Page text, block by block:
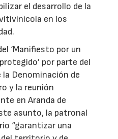
el desarrollo de la
en los
‘Manifiesto por un
por parte del
la Denominación de
y la reunión
en Aranda de
asunto, la patronal
“garantizar una